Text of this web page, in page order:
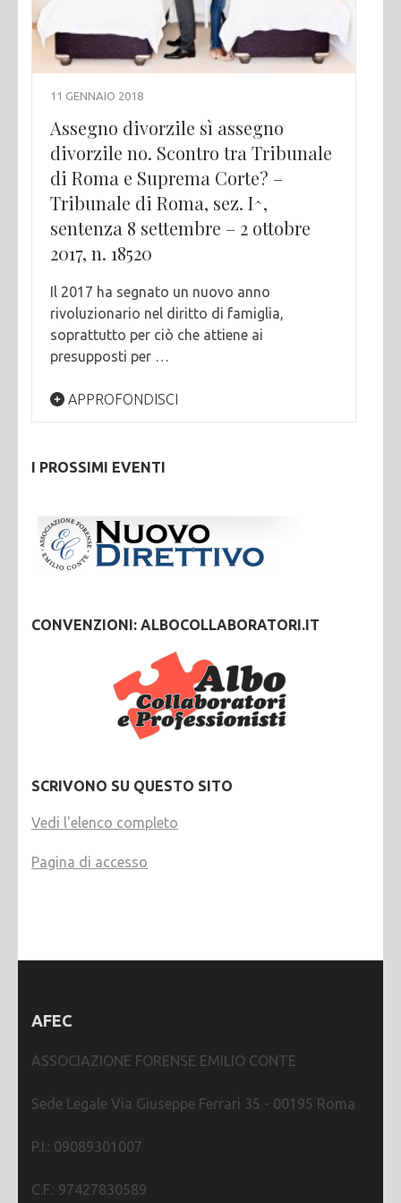
11 GENNAIO 2018
Assegno divorzile sì assegno
divorzile no. Scontro tra Tribunale
di Roma e Suprema Corte? –
Tribunale di Roma, sez. I^,
sentenza 8 settembre – 2 ottobre
2017, n. 18520
Il 2017 ha segnato un nuovo anno
rivoluzionario nel diritto di famiglia,
soprattutto per ciò che attiene ai
presupposti per …
APPROFONDISCI
I PROSSIMI EVENTI
CONVENZIONI: ALBOCOLLABORATORI.IT
SCRIVONO SU QUESTO SITO
Vedi l'elenco completo
Pagina di accesso
AFEC
ASSOCIAZIONE FORENSE EMILIO CONTE
Sede Legale Via Giuseppe Ferrari 35 - 00195 Roma
P.I.: 09089301007
C.F.: 97427830589